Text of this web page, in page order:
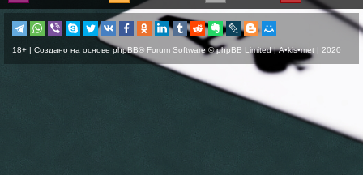
18+ | Создано на основе phpBB® Forum Software © phpBB Limited |A•kis•met | 2020